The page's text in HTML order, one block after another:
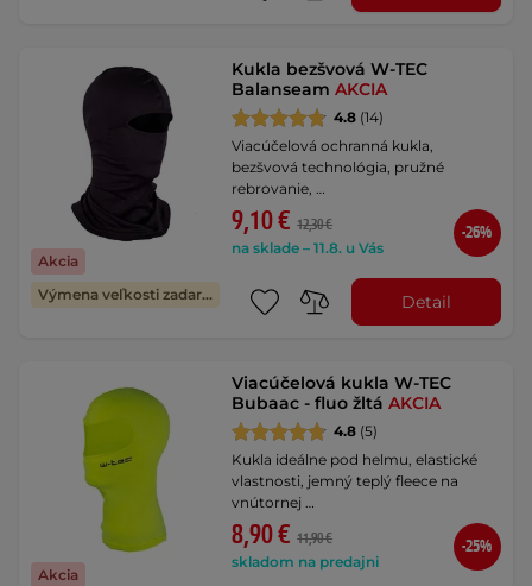
Akcia
Výmena veľkosti zadarmo
Kukla bezšvová W-TEC
BalanseamAKCIA
4.8 (14)
Viacúčelová ochranná kukla,
bezšvová technológia, pružné
rebrovanie, …
9,10 € 12,30 €
na sklade – 11.8. u Vás
-26%
Detail
Akcia
Viacúčelová kukla W-TEC
Bubaac - fluo žltáAKCIA
4.8 (5)
Kukla ideálne pod helmu, elastické
vlastnosti, jemný teplý fleece na
vnútornej …
8,90 € 11,90 €
skladom na predajni
-25%